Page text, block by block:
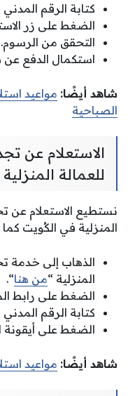
كتابة الرقم
الضغط على زر
التحقق من الرسوم.
استكمال الدفع
شاهد أيضًا: مواعيد
الصباحية
الاستعلام عن
للعمالة المنزلية
نستطيع الاستعلام عن
المنزلية في الكُويت كما
الذهاب إلى خدمة
المنزلية “من هنا“.
الضغط على رابط
كتابة الرقم
الضغط على أيقونة
شاهد أيضًا: مواعيد